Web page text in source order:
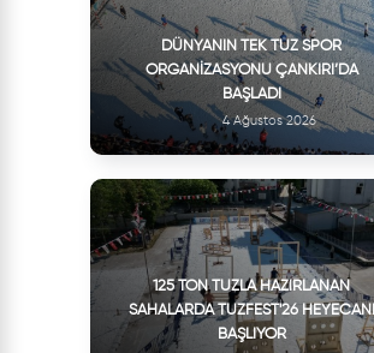
DÜNYANIN TEK TUZ SPOR
ORGANIZASYONU ÇANKIRI’DA
BAŞLADI
4 Ağustos 2026
125 TON TUZLA HAZIRLANAN
SAHALARDA TUZFEST'26 HEYECANI
BAŞLIYOR